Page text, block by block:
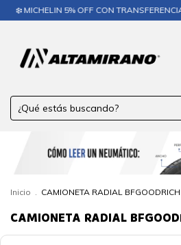
5% OFF CON TRANSFERENCIA -
Inicio CAMIONETA RADIAL BFGOODRICH
CAMIONETA RADIAL